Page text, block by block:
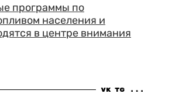
программы по
населения и
в центре внимания
По его
в этом составе:
движения "Вся
блоке Аграрной